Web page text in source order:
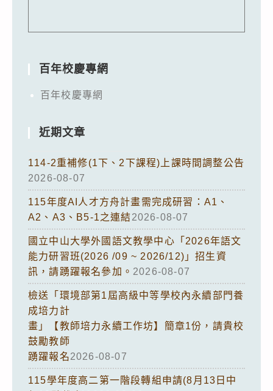
百年校慶專網
百年校慶專網
近期文章
114-2重補修(1下、2下課程)上課時間調整公告
2026-08-07
115年度AI人才方舟計畫需完成研習：A1、
A2、A3、B5-1之連結2026-08-07
國立中山大學外國語文教學中心「2026年語文
能力研習班(2026 /09 ~ 2026/12)」招生資
訊，請踴躍報名參加。 2026-08-07
檢送「環境部第1屆高級中等學校內永續部門養
成培力計
畫」【教師培力永續工作坊】簡章1份，請貴校
鼓勵教師
踴躍報名2026-08-07
115學年度高二第一階段轉組申請(8月13日中